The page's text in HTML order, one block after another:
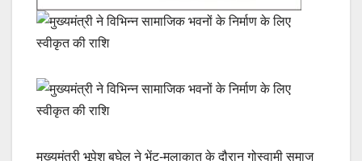
मुख्यमंत्री भूपेश बघेल ने भेंट-मुलाकात के दौरान गोस्वामी समाज